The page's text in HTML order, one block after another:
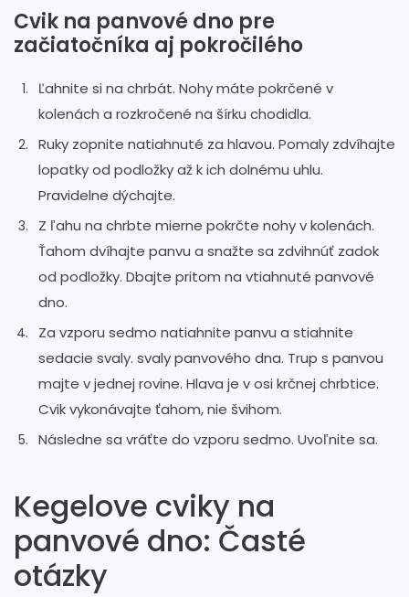
Cvik na panvové dno pre
začiatočníka aj pokročilého
Ľahnite si na chrbát. Nohy máte pokrčené v
kolenách a rozkročené na šírku chodidla.
Ruky zopnite natiahnuté za hlavou. Pomaly zdvíhajte
lopatky od podložky až k ich dolnému uhlu.
Pravidelne dýchajte.
Z ľahu na chrbte mierne pokrčte nohy v kolenách.
Ťahom dvíhajte panvu a snažte sa zdvihnúť zadok
od podložky. Dbajte pritom na vtiahnuté panvové
dno.
Za vzporu sedmo natiahnite panvu a stiahnite
sedacie svaly. svaly panvového dna. Trup s panvou
majte v jednej rovine. Hlava je v osi krčnej chrbtice.
Cvik vykonávajte ťahom, nie švihom.
Následne sa vráťte do vzporu sedmo. Uvoľnite sa.
Kegelove cviky na
panvové dno: Časté
otázky